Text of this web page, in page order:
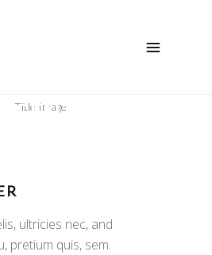
CENTER
ultricies nec, and
pretium quis, sem.